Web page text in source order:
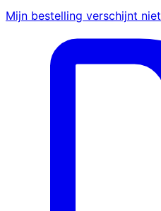
Mijn bestelling verschijnt niet